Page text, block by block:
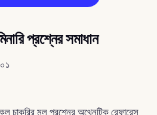
প্রশ্নের সমাধান
চাকরির মূল প্রশ্নের অথেনটিক রেফারেন্স